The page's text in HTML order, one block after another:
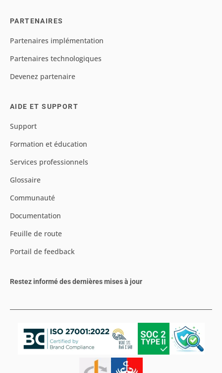
PARTENAIRES
Partenaires implémentation
Partenaires technologiques
Devenez partenaire
AIDE ET SUPPORT
Support
Formation et éducation
Services professionnels
Glossaire
Communauté
Documentation
Feuille de route
Portail de feedback
Restez informé des dernières mises à jour